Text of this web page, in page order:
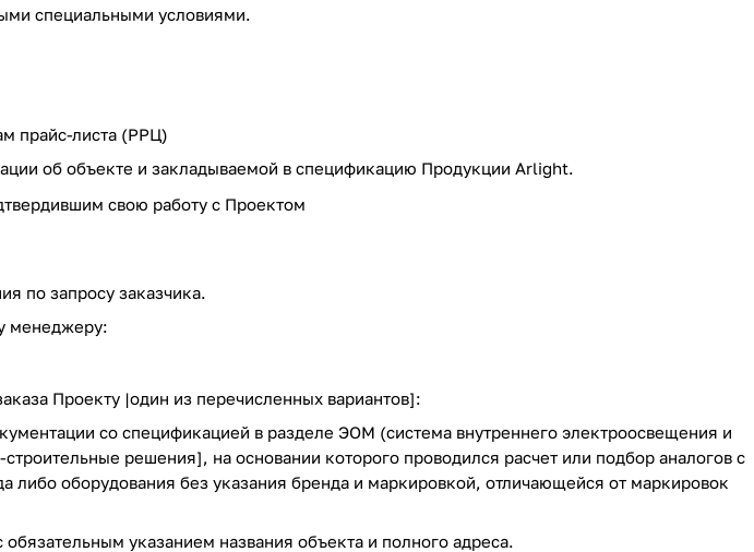
специальными условиями.
прайс-листа (РРЦ)
об объекте и закладываемой в спецификацию Продукции Arlight.
свою работу с Проектом
по запросу заказчика.
менеджеру:
Проекту |один из перечисленных вариантов]:
со спецификацией в разделе ЭОМ (система внутреннего электроосвещения и
решения], на основании которого проводился расчет или подбор аналогов с
либо оборудования без указания бренда и маркировкой, отличающейся от маркировок
указанием названия объекта и полного адреса.